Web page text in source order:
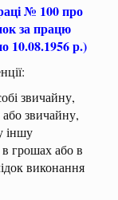
№ 100 про
за працю
10.08.1956 р.)
звичайну,
звичайну,
іншу
грошах або в
виконання